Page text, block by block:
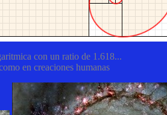
con un ratio de 1.618...
en creaciones humanas